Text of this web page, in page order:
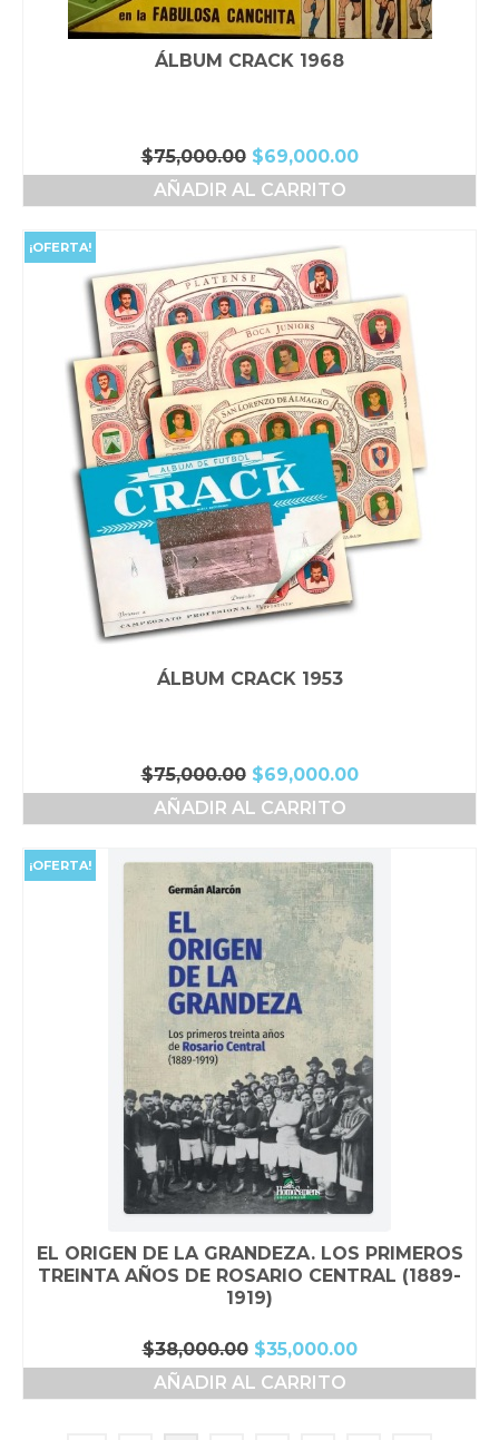
ÁLBUM CRACK 1968
$75,000.00 El
precio
original
$75,000.00.
$69,000.00El
precio
AÑADIR AL CARRITO
¡OFERTA!
ÁLBUM CRACK 1953
$75,000.00 El
precio
original
$75,000.00.
$69,000.00El
precio
$69,000.00.
AÑADIR AL CARRITO
¡OFERTA!
EL ORIGEN DE LA GRANDEZA. LOS PRIMEROS
TREINTA AÑOS DE ROSARIO CENTRAL (1889-
1919)
$38,000.00 El
precio
original
$35,000.00El
precio
AÑADIR AL CARRITO